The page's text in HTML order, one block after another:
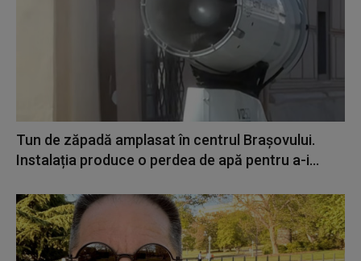
Tun de zăpadă amplasat în centrul Brașovului.
Instalația produce o perdea de apă pentru a-i...